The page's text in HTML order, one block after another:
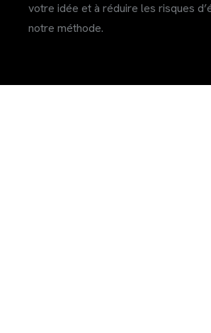
votre idée et à réduire les risques
notre méthode.